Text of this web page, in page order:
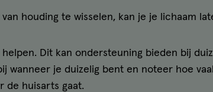
houding te wisselen, kan je je lichaam
Dit kan ondersteuning bieden bij
wanneer je duizelig bent en noteer hoe
de huisarts gaat.